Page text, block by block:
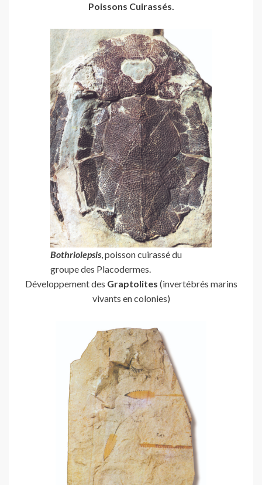
Poissons Cuirassés.
Bothriolepsis, poisson cuirassé du
groupe des Placodermes.
Développement des Graptolites (invertébrés marins
vivants en colonies)